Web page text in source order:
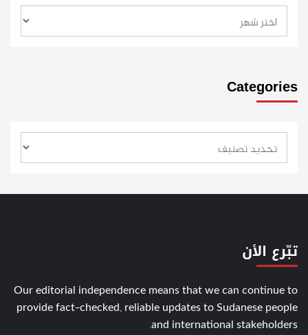
Categories
تبّرع الأن
Our editorial independence means that we can continue to
provide fact-checked, reliable updates to Sudanese people
and international stakeholders.